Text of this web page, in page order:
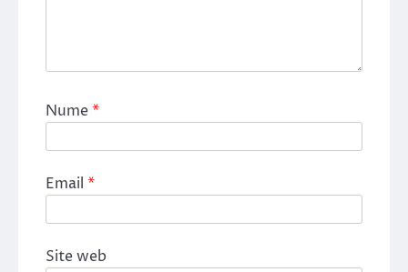
Nume*
Email *
Site web